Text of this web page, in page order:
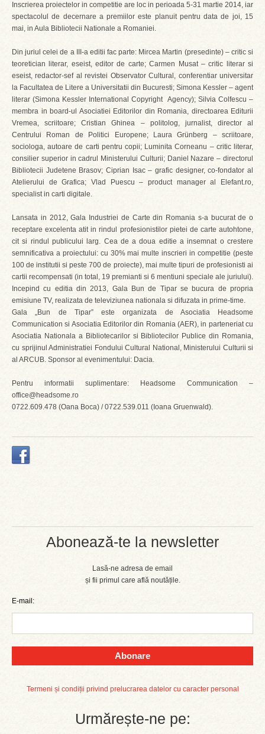
Abonează-te la newsletter
Lasă-ne adresa de email
și fii primul care află noutățile.
E-mail:
Abonare
Termeni și condiții privind prelucrarea datelor cu caracter personal
Urmărește-ne pe:
Inscrierea proiectelor in competitie are loc in perioada 5-31 martie 2014, iar
spectacolul de decernare a premiilor este planuit pentru data de joi, 15
mai, in Aula Bibliotecii Nationale a Romaniei.
Din juriul celei de a III-a editii fac parte: Mircea Martin (presedinte) – critic si
teoretician literar, eseist, editor de carte; Carmen Musat – critic literar si
eseist, redactor-sef al revistei Observator Cultural, conferentiar universitar
la Facultatea de Litere a Universitatii din Bucuresti; Simona Kessler – agent
literar (Simona Kessler International Copyright Agency); Silvia Colfescu –
membra in board-ul Asociatiei Editorilor din Romania, directoarea Editurii
Vremea, scriitoare; Cristian Ghinea – politolog, jurnalist, director al
Centrului Roman de Politici Europene; Laura Grünberg – scriitoare,
sociologa, autoare de carti pentru copii; Luminita Corneanu – critic literar,
consilier superior in cadrul Ministerului Culturii; Daniel Nazare – directorul
Bibliotecii Judetene Brasov; Ciprian Isac – grafic designer, co-fondator al
Atelierului de Grafica; Vlad Puescu – product manager al Elefant.ro,
specialist in carti digitale.
Lansata in 2012, Gala Industriei de Carte din Romania s-a bucurat de o
receptare excelenta atit in rindul profesionistilor pietei de carte autohtone,
cit si rindul publicului larg. Cea de a doua editie a insemnat o crestere
semnificativa a proiectului: cu 30% mai multe inscrieri in competitie (peste
100 de institutii si peste 700 de proiecte), mai multe tipuri de profesionisti ai
cartii recompensati (in total, 19 premianti si 6 mentiuni speciale ale juriului).
Incepind cu editia din 2013, Gala Bun de Tipar se bucura de propria
emisiune TV, realizata de televiziunea nationala si difuzata in prime-time.
Gala „Bun de Tipar” este organizata de Asociatia Headsome
Communication si Asociatia Editorilor din Romania (AER), in parteneriat cu
Asociatia Nationala a Bibliotecarilor si Bibliotecilor Publice din Romania,
cu sprijinul Administratiei Fondului Cultural National, Ministerului Culturii si
al ARCUB. Sponsor al evenimentului: Dacia.
Pentru informatii suplimentare: Headsome Communication –
office@headsome.ro
0722.609.478 (Oana Boca) / 0722.539.011 (Ioana Gruenwald).